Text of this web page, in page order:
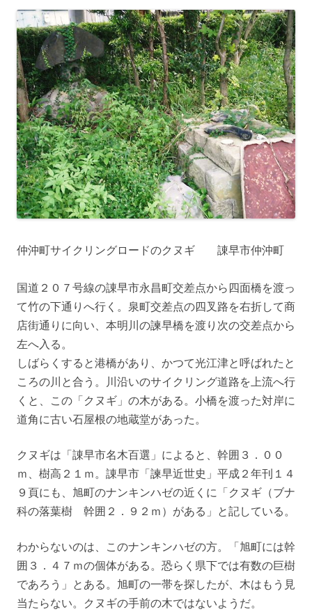
仲沖町サイクリングロードのクヌギ 諌早市仲沖町
国道２０７号線の諌早市永昌町交差点から四面橋を渡っ
て竹の下通りへ行く。泉町交差点の四叉路を右折して商
店街通りに向い、本明川の諫早橋を渡り次の交差点から
左へ入る。
しばらくすると港橋があり、かつて光江津と呼ばれたと
ころの川と合う。川沿いのサイクリング道路を上流へ行
くと、この「クヌギ」の木がある。小橋を渡った対岸に
道角に古い石屋根の地蔵堂があった。
クヌギは「諌早市名木百選」によると、幹囲３．００
ｍ、樹高２１ｍ。諌早市「諫早近世史」平成２年刊１４
９頁にも、旭町のナンキンハゼの近くに「クヌギ（ブナ
科の落葉樹 幹囲２．９２ｍ）がある」と記している。
わからないのは、このナンキンハゼの方。「旭町には幹
囲３．４７ｍの個体がある。恐らく県下では有数の巨樹
であろう」とある。旭町の一帯を探したが、木はもう見
当たらない。クヌギの手前の木ではないようだ。